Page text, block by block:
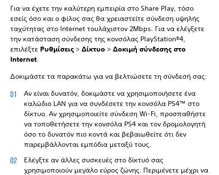
Για να έχετε την καλύτερη εμπειρία στο Share Play, τόσο
εσείς όσο και ο φίλος σας θα χρειαστείτε σύνδεση υψηλής
ταχύτητας στο Internet τουλάχιστον 2Mbps. Για να ελέγξετε
την κατάσταση σύνδεσης της κονσόλας PlayStation®4,
επιλέξτε Ρυθμίσεις > Δίκτυο > Δοκιμή σύνδεσης στο
Internet.
Δοκιμάστε τα παρακάτω για να βελτιώσετε τη σύνδεσή σας:
Αν είναι δυνατόν, δοκιμάστε να χρησιμοποιήσετε ένα
καλώδιο LAN για να συνδέσετε την κονσόλα PS4™ στο
δίκτυο. Αν χρησιμοποιείτε σύνδεση Wi-Fi, προσπαθήστε
να τοποθετήσετε την κονσόλα PS4 και τον δρομολογητή
όσο το δυνατόν πιο κοντά και βεβαιωθείτε ότι δεν
παρεμβάλλονται εμπόδια μεταξύ τους.
Ελέγξτε αν άλλες συσκευές στο δίκτυό σας
χρησιμοποιούν μεγάλο εύρος ζώνης. Περιμένετε μέχρι να